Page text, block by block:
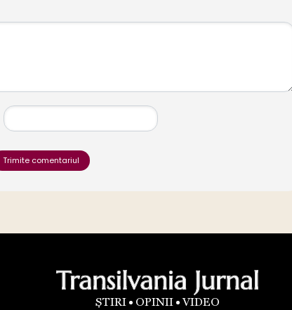
Trimite comentariul
ȘTIRI OPINII VIDEO